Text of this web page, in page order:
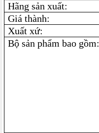
Hãng sản xuất:
Giá thành:
Xuất xứ:
Bộ sản phẩm bao gồm: